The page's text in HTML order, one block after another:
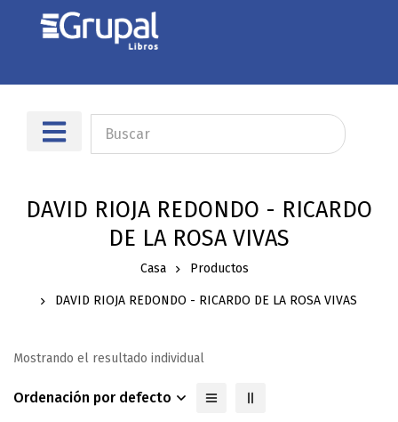
DAVID RIOJA REDONDO - RICARDO
DE LA ROSA VIVAS
Casa Productos
DAVID RIOJA REDONDO - RICARDO DE LA ROSA VIVAS
Mostrando el resultado individual
Ordenación por defecto